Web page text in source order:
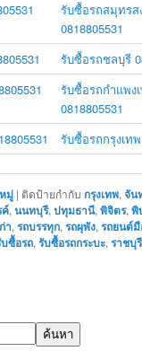
รับซื้อรถสมุทรส
0818805531
รับซื้อรถชลบุรี
รับซื้อรถกำแพง
0818805531
รับซื้อรถกรุงเท
มู่ | ติดป้ายกำกับ กรุงเทพ,จัน
ค์,นนทบุรี,ปทุมธานี,พิจิตร,พิ
า,รถบรรทุก,รถผุพัง,รถยนต์มื
ซื้อรถ,รับซื้อรถกระบะ,ราชบุรี
ค้นหา